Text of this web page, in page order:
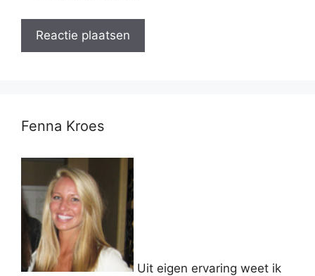
Fenna Kroes
Uit eigen ervaring weet ik